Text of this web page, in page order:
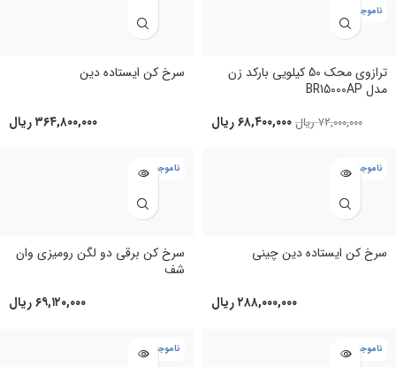
ناموجود
ترازوی محک 50 کیلویی بارکد زن
مدل BR15000AP
۷۲,۰۰۰,۰۰۰ ریال ۶۸,۴۰۰,۰۰۰ریال
سرخ کن ایستاده دین
۳۶۴,۸۰۰,۰۰۰ریال
ناموجود
سرخ کن ایستاده دین چینی
۲۸۸,۰۰۰,۰۰۰ریال
ناموجود
سرخ کن برقی دو لگن رومیزی وان
شف
۶۹,۱۲۰,۰۰۰ریال
ناموجود ناموجود